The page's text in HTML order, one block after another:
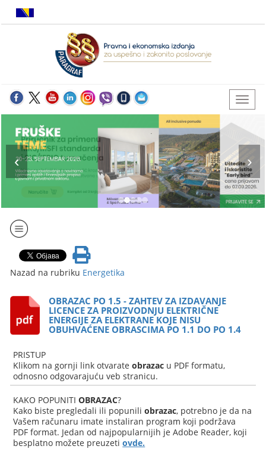
Nazad na rubriku Energetika
OBRAZAC PO 1.5 - ZAHTEV ZA IZDAVANJE
LICENCE ZA PROIZVODNJU ELEKTRIČNE
ENERGIJE ZA ELEKTRANE KOJE NISU
OBUHVAĆENE OBRASCIMA PO 1.1 DO PO 1.4
PRISTUP
Klikom na gornji link otvarateobrazac u PDF formatu,
odnosno odgovarajuću veb stranicu.
KAKO POPUNITIOBRAZAC?
Kako biste pregledali ili popuniliobrazac, potrebno je da na
Vašem računaru imate instaliran program koji podržava
PDF format. Jedan od najpopularnijih je Adobe Reader, koji
besplatno možete preuzetiovde.